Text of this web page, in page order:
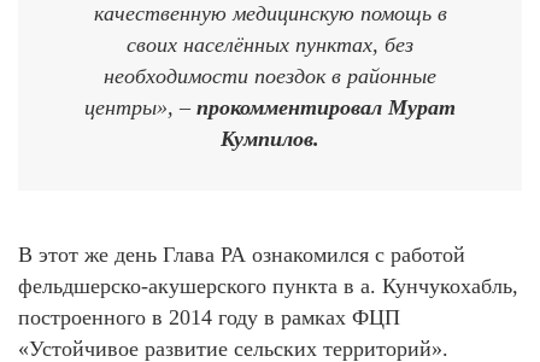
качественную медицинскую помощь в
своих населённых пунктах, без
необходимости поездок в районные
центры», – прокомментировал Мурат
Кумпилов.
В этот же день Глава РА ознакомился с работой
фельдшерско-акушерского пункта в а. Кунчукохабль,
построенного в 2014 году в рамках ФЦП
«Устойчивое развитие сельских территорий».